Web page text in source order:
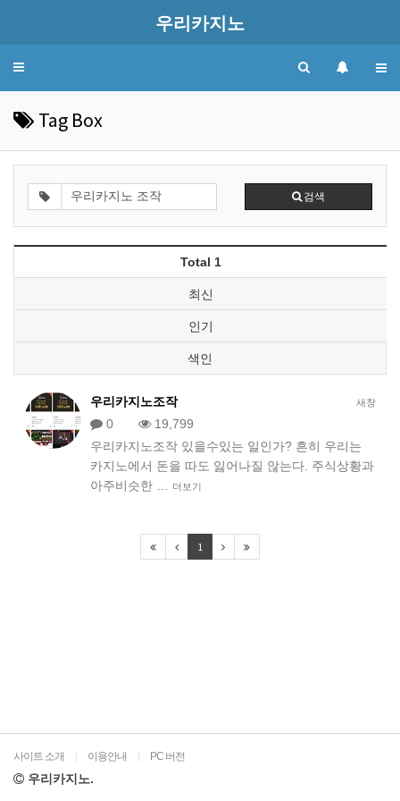
우리카지노
Toggle
Tag Box
검색
Total 1
최신
인기
색인
새창
우리카지노조작
0
19,799
우리카지노조작 있을수있는 일인가? 흔히 우리는
카지노에서 돈을 따도 잃어나질 않는다. 주식상황과
아주비슷한 …
더보기
1
사이트 소개 | 이용안내 | PC 버전
우리카지노.